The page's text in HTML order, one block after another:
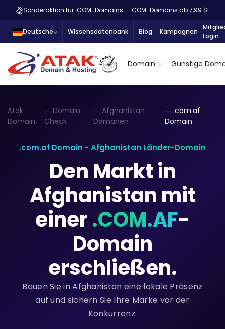
Sonderaktion für .COM-Domains – .COM-Domains ab 7,99 $!
Deutsche Wissensdatenbank Blog Kampagnen
Login
Domain Günstige
Atak
Domain
Domain
Check
Afghanistan
Domänen
.com.af
Domain
.com.af Domain - Afghanistan Länder-Domain
Den Markt in
Afghanistan mit
einer.COM.AF-
Domain
erschließen.
Bauen Sie in Afghanistan eine lokale Präsenz
auf und sichern Sie Ihre Marke vor der
Konkurrenz.